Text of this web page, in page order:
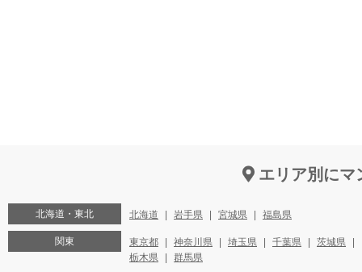
エリア別にマ
北海道・東北 北海道 岩手県 宮城県 福島県
関東 東京都 神奈川県 埼玉県 千葉県
茨城県
栃木県
群馬県